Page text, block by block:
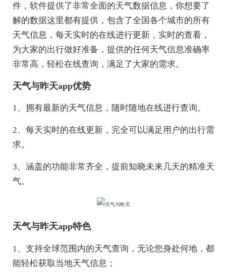
件，软件提供了非常全面的天气数据信息，你想要了
解的数据这里都有提供，包含了全国各个城市的所有
天气信息，每天实时的在线进行更新，实时的查看，
为大家的出行做好准备，提供的任何天气信息准确率
非常高，轻松在线查询，满足了大家的需求。
天气与昨天app优势
1、拥有最新的天气信息，随时随地在线进行查询。
2、每天实时的在线更新，完全可以满足用户的出行需
求。
3、涵盖的功能非常齐全，提前知晓未来几天的精准天
气。
天气与昨天app特色
1、支持全球范围内的天气查询，无论您身处何地，都
能轻松获取当地天气信息；